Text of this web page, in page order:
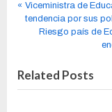
Viceministra de
tendencia por sus
Riesgo país de
Related Posts